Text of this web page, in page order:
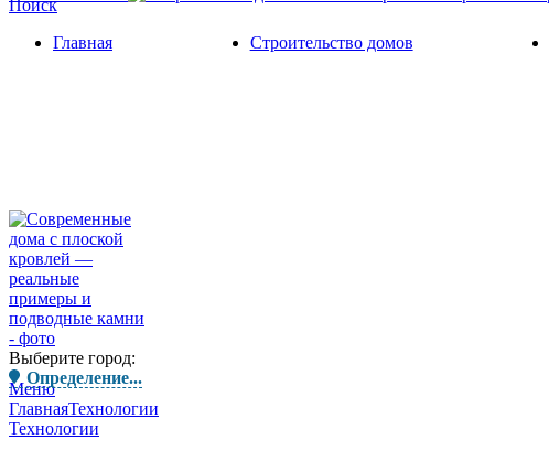
Поиск
Главная
Строительство домов
Выберите город:
Определение...
Меню
ГлавнаяТехнологии
Технологии